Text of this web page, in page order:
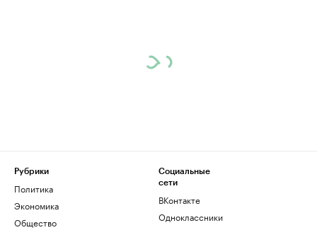
Рубрики
Политика
Экономика
Общество
Социальные
сети
ВКонтакте
Одноклассники